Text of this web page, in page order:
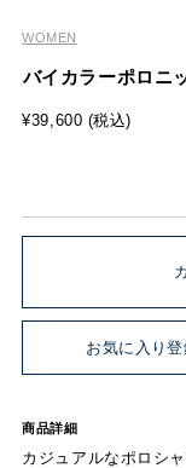
WOMEN
バイカラーポロニ
¥39,600 (税込)
お気に入り
商品詳細
カジュアルなポロシ